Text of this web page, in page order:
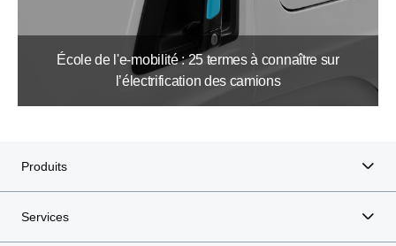
École de l'e-mobilité : 25 termes à connaître sur
l’électrification des camions
Produits
Services